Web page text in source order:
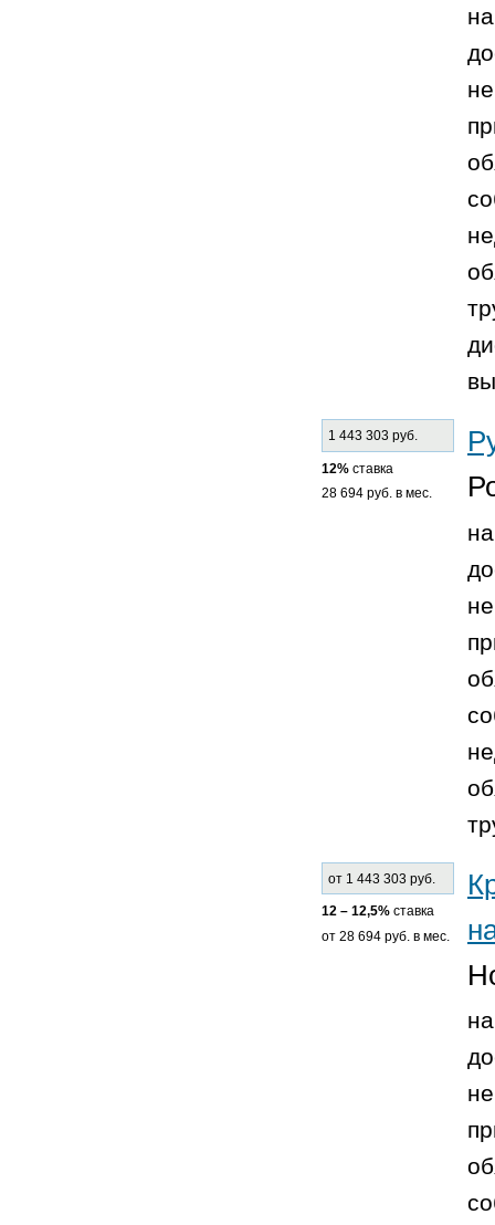
1 443 303 руб.
12% ставка
28 694 руб. в мес.
от 1 443 303 руб.
12 – 12,5% ставка
от 28 694 руб. в мес.